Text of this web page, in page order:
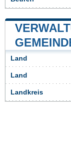
Land
Land
Landkreis